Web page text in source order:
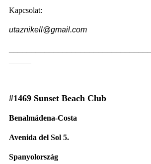
Kapcsolat:
utaznikell@gmail.com
#1469 Sunset Beach Club
Benalmádena-Costa
Avenida del Sol 5.
Spanyolország